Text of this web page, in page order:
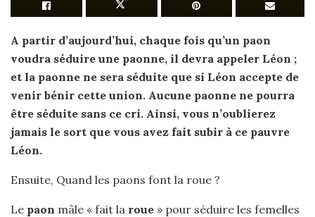
A partir d’aujourd’hui, chaque fois qu’un paon
voudra séduire une paonne, il devra appeler Léon ;
et la paonne ne sera séduite que si Léon accepte de
venir bénir cette union. Aucune paonne ne pourra
être séduite sans ce cri. Ainsi, vous n’oublierez
jamais le sort que vous avez fait subir à ce pauvre
Léon.
Ensuite, Quand les paons font la roue ?
Le paon mâle « fait la roue » pour séduire les femelles